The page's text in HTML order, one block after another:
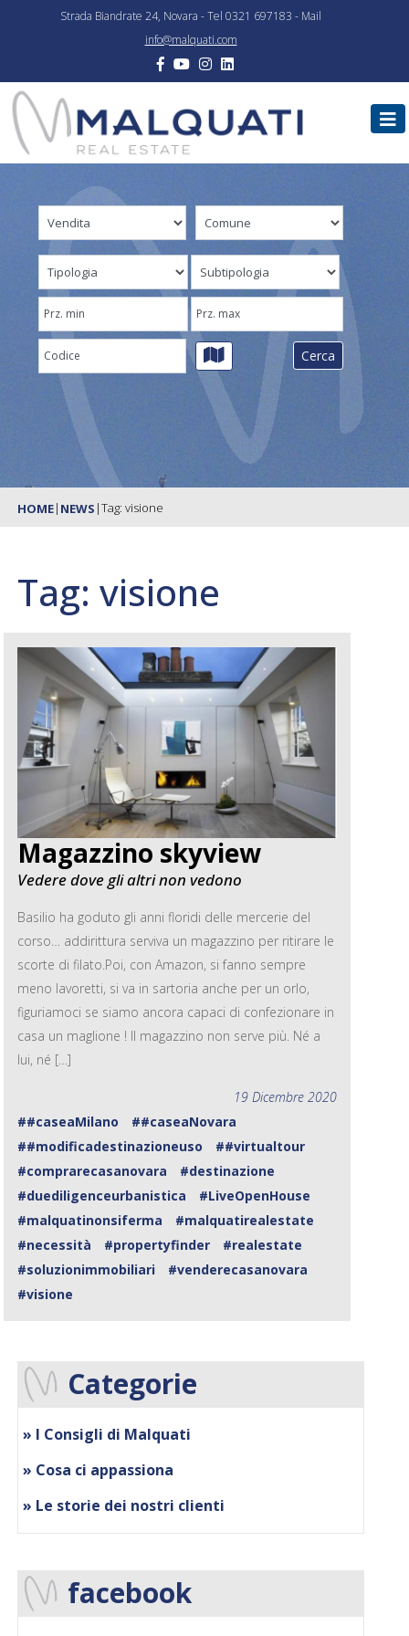
Strada Biandrate 24, Novara - Tel 0321 697183 - Mail
info@malquati.com
HOME| NEWS |Tag: visione
Tag: visione
Magazzino skyview
Vedere dove gli altri non vedono
Basilio ha goduto gli anni floridi delle mercerie del
corso… addirittura serviva un magazzino per ritirare le
scorte di filato.Poi, con Amazon, si fanno sempre
meno lavoretti, si va in sartoria anche per un orlo,
figuriamoci se siamo ancora capaci di confezionare in
casa un maglione ! Il magazzino non serve più. Né a
lui, né […]
19 Dicembre 2020
##caseaMilano
##caseaNovara
##modificadestinazioneuso
##virtualtour
#comprarecasanovara
#destinazione
#duediligenceurbanistica
#LiveOpenHouse
#malquatinonsiferma
#malquatirealestate
#necessità
#propertyfinder
#realestate
#soluzionimmobiliari
#venderecasanovara
#visione
Categorie
» I Consigli di Malquati
» Cosa ci appassiona
» Le storie dei nostri clienti
facebook